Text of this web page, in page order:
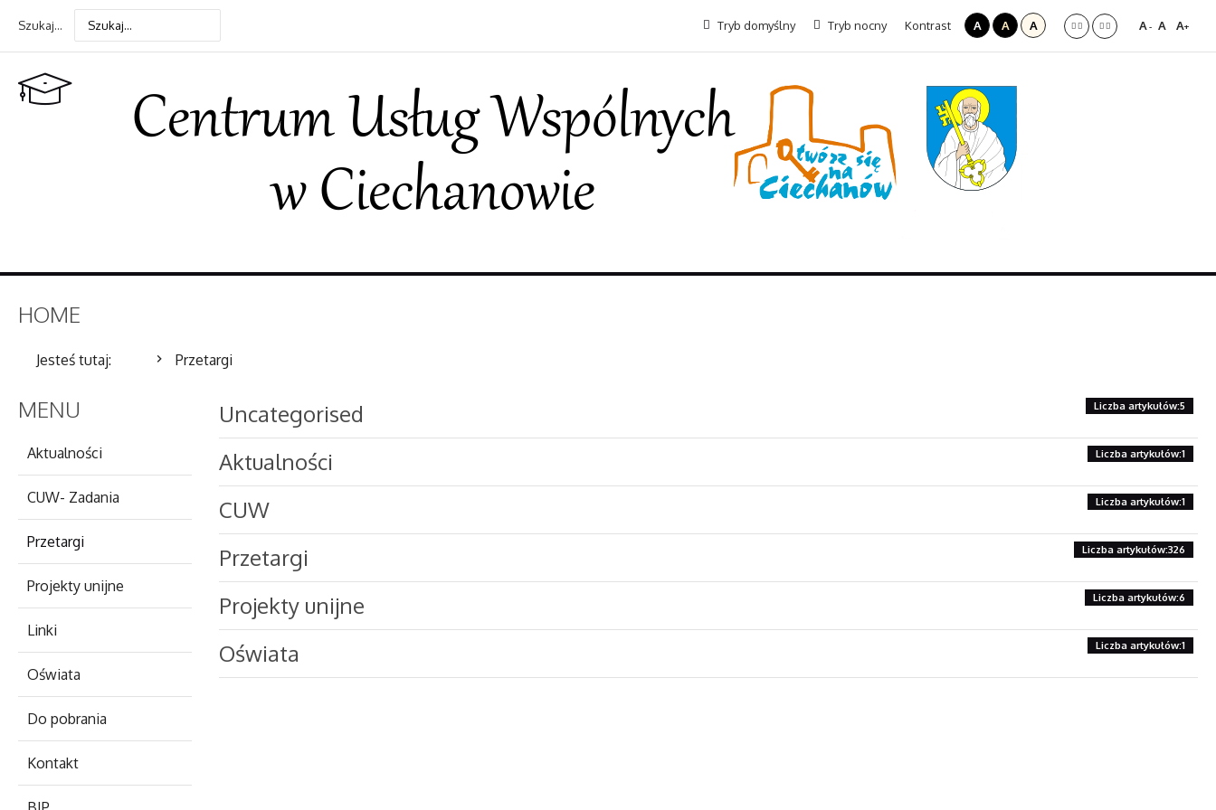
Szukaj... Tryb domyślny Tryb nocny Kontrast A A A A- A A+
HOME
Jesteś tutaj: Przetargi
Uncategorised Liczba artykułów:5
Aktualności Liczba artykułów:1
CUW Liczba artykułów:1
Przetargi Liczba artykułów:326
Projekty unijne Liczba artykułów:6
Oświata Liczba artykułów:1
MENU
Aktualności
CUW- Zadania
Przetargi
Projekty unijne
Linki
Oświata
Do pobrania
Kontakt